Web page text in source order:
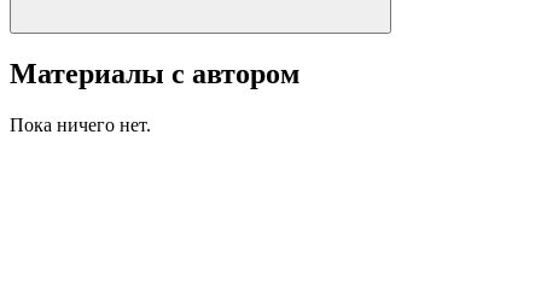
Материалы с автором
Пока ничего нет.